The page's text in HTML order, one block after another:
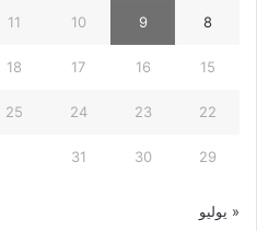
8
9
10
11
15
16
17
18
22
23
24
25
29
30
31
« يوليو